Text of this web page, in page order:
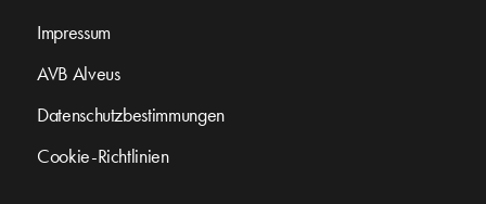
Impressum
AVB Alveus
Datenschutzbestimmungen
Cookie-Richtlinien